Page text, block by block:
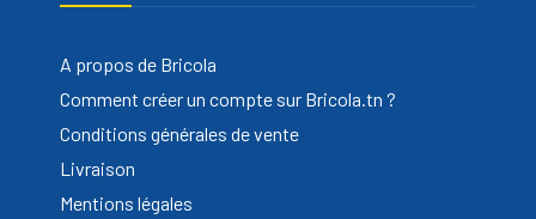
A propos de Bricola
Comment créer un compte sur Bricola.tn ?
Conditions générales de vente
Livraison
Mentions légales